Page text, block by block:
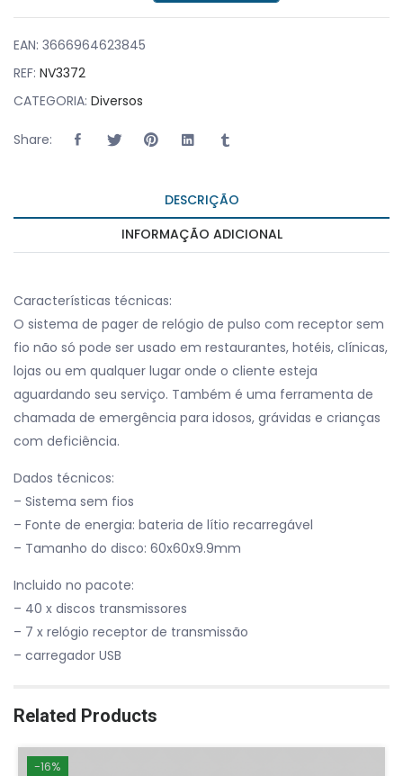
discos e 7 relógios,
alcance 80m
quantity
EAN: 3666964623845
REF: NV3372
CATEGORIA: Diversos
Share:
DESCRIÇÃO
INFORMAÇÃO ADICIONAL
Características técnicas:
O sistema de pager de relógio de pulso com receptor sem
fio não só pode ser usado em restaurantes, hotéis, clínicas,
lojas ou em qualquer lugar onde o cliente esteja
aguardando seu serviço. Também é uma ferramenta de
chamada de emergência para idosos, grávidas e crianças
com deficiência.
Dados técnicos:
– Sistema sem fios
– Fonte de energia: bateria de lítio recarregável
– Tamanho do disco: 60x60x9.9mm
Incluido no pacote:
– 40 x discos transmissores
– 7 x relógio receptor de transmissão
– carregador USB
Related Products
-16%